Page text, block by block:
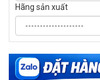
Hãng sản xuất